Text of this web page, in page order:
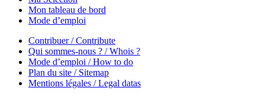
Mon tableau de bord
Mode d’emploi
Contribuer / Contribute
Qui sommes-nous ? / Whois ?
Mode d’emploi / How to do
Plan du site / Sitemap
Mentions légales / Legal datas